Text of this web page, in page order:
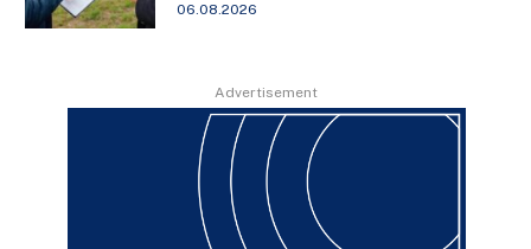
06.08.2026
Advertisement